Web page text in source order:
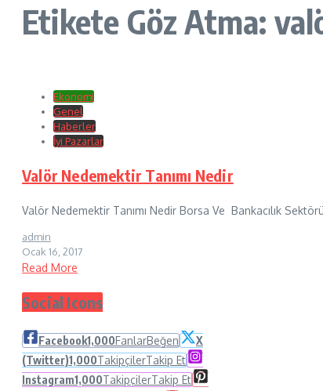
Etikete Göz Atma:
Ekonomi
Genel
Haberler
İyi Pazarlar
Valör Nedemektir Tanımı Nedir
Valör Nedemektir Tanımı Nedir Borsa Ve Bankacılık
admin
Ocak 16, 2017
Read More
Social Icons
Facebook1,000FanlarBeğen
X
(Twitter)1,000TakipçilerTakip Et
Instagram1,000TakipçilerTakip Et